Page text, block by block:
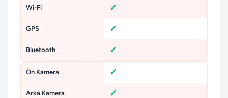
Wi-Fi
GPS
Bluetooth
Ön Kamera
Arka Kamera